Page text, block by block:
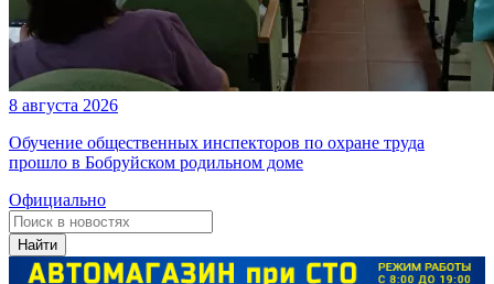
8 августа 2026
Обучение общественных инспекторов по охране труда
прошло в Бобруйском родильном доме
Официально
Найти